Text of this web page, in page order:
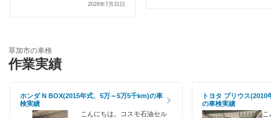
北本市
久喜市
輸入車OK
ハイブリッド車OK
EV車OK
アーリー車検
キグナス車検
2026年7月31日
草加市の車検
作業実績
ホンダ N BOX(2015年式、5万～5万5千km)の車
検実績
こんにちは。コスモ石油セル
トヨタ プリウス
の車検実績
こ